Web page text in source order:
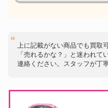
上に記載がない商品でも買取
「売れるかな？」と迷われ
連絡ください。スタッフが丁